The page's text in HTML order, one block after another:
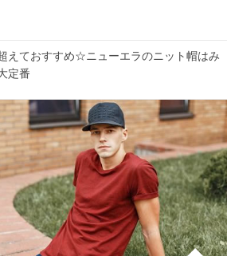
えておすすめ☆ニューエラのニット帽はみ
定番